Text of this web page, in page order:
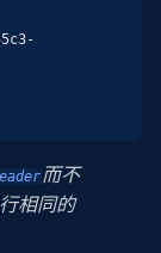
而不
相同的